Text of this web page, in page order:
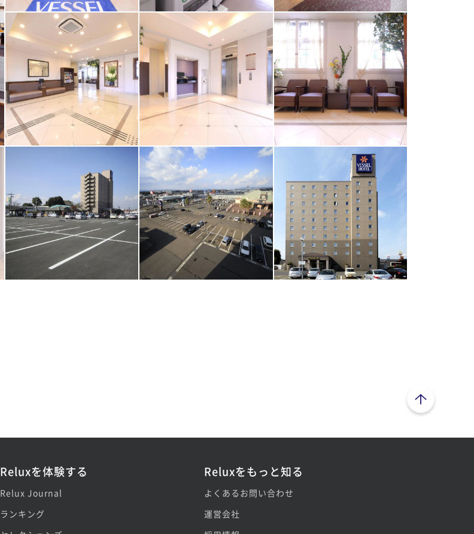
Reluxを体験する
Relux Journal
ランキング
Reluxをもっと知る
よくあるお問い合わせ
運営会社